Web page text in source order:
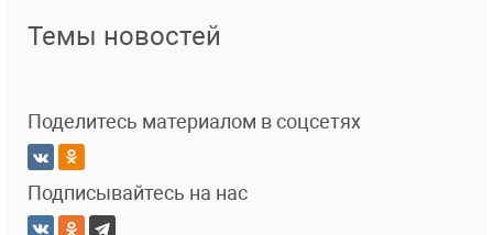
Темы новостей
Поделитесь материалом в соцсетях
Подписывайтесь на нас